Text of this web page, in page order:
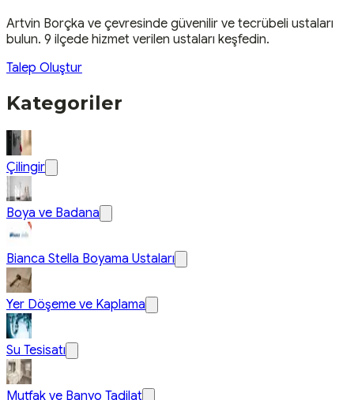
Artvin Borçka ve çevresinde güvenilir ve tecrübeli ustaları
bulun. 9 ilçede hizmet verilen ustaları keşfedin.
Talep Oluştur
Kategoriler
Çilingir
Boya ve Badana
Bianca Stella Boyama Ustaları
Yer Döşeme ve Kaplama
Su Tesisatı
Mutfak ve Banyo Tadilat